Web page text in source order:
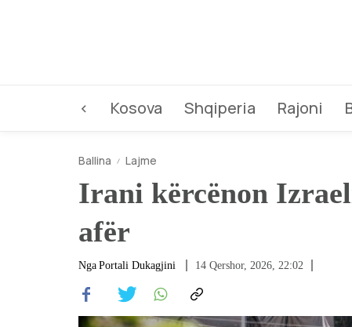
< Kosova Shqiperia Rajoni
Ballina Lajme
Irani kërcënon
afër
Nga Portali Dukagjini 14 Qershor, 2026, 22:02